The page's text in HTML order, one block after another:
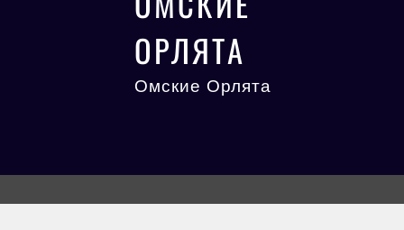
ОРЛЯТА
Омские Орлята